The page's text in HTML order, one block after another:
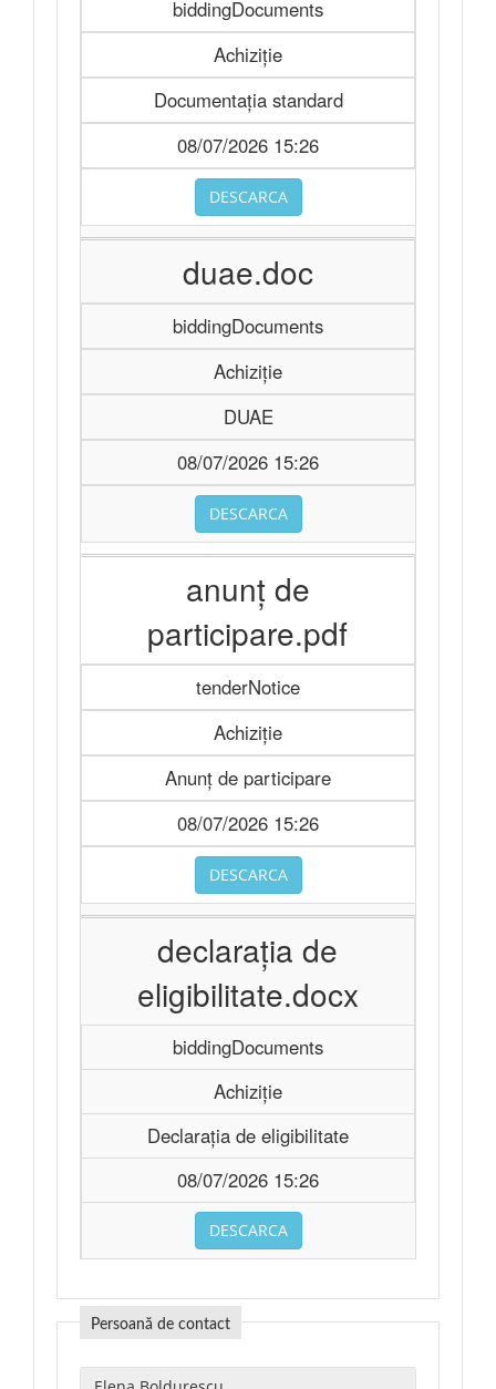
biddingDocuments
Achiziție
Documentația standard
08/07/2026 15:26
DESCARCA
duae.doc
biddingDocuments
Achiziție
DUAE
08/07/2026 15:26
DESCARCA
anunț de
participare.pdf
tenderNotice
Achiziție
Anunț de participare
08/07/2026 15:26
DESCARCA
declarația de
eligibilitate.docx
biddingDocuments
Achiziție
Declarația de eligibilitate
08/07/2026 15:26
DESCARCA
Persoană de contact